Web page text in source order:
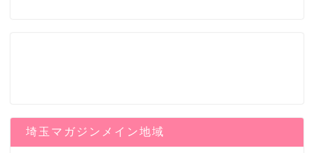
埼玉マガジンメイン地域